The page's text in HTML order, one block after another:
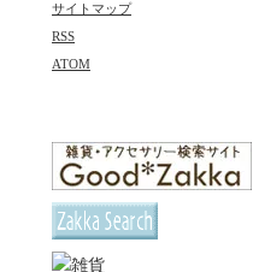
サイトマップ
RSS
ATOM